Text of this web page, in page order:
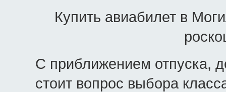
Купить авиабилет в
С приближением отпуска,
стоит вопрос выбора